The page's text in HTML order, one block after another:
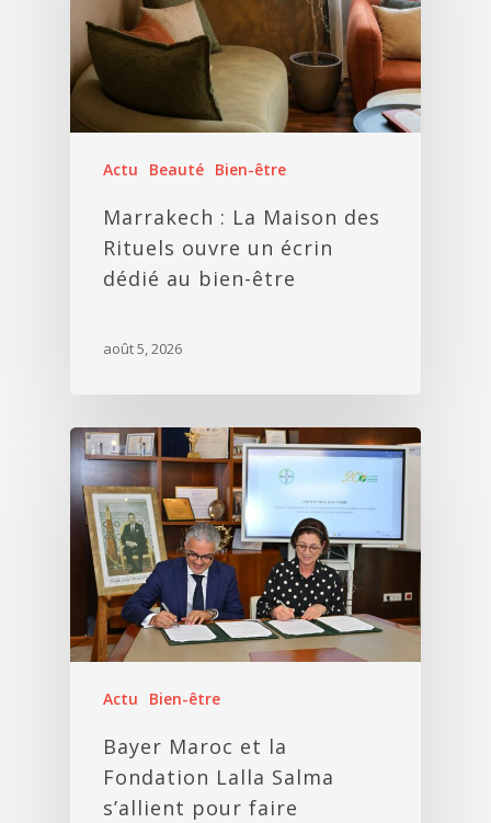
Actu Beauté Bien-être
Marrakech : La Maison des
Rituels ouvre un écrin
dédié au bien-être
août 5, 2026
Actu Bien-être
Bayer Maroc et la
Fondation Lalla Salma
s’allient pour faire